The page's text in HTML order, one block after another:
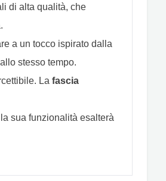
di alta qualità, che
a un tocco ispirato dalla
stesso tempo.
La fascia
sua funzionalità esalterà